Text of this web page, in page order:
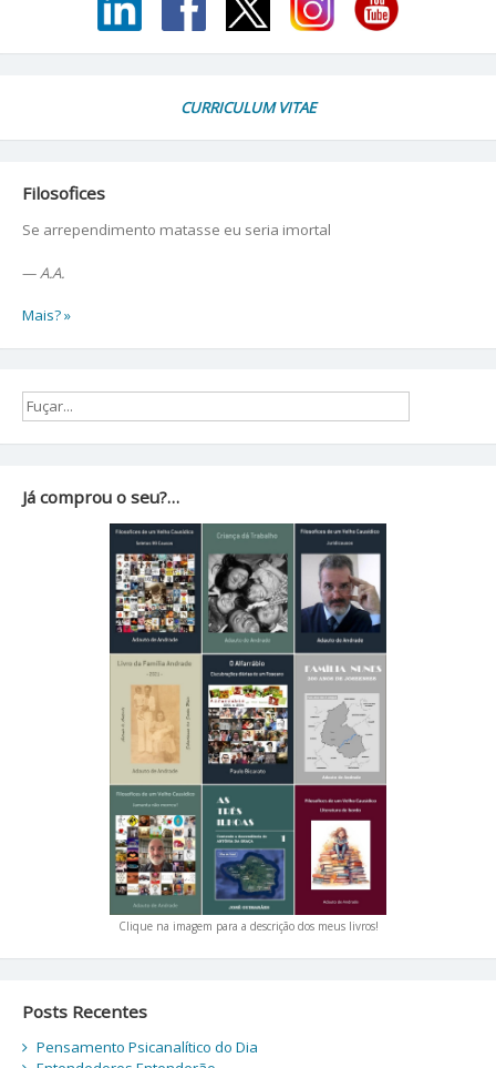
CURRICULUM VITAE
Filosofices
Se arrependimento matasse eu seria imortal
— A.A.
Mais? »
Já comprou o seu?…
Clique na imagem para a descrição dos meus livros!
Posts Recentes
Pensamento Psicanalítico do Dia